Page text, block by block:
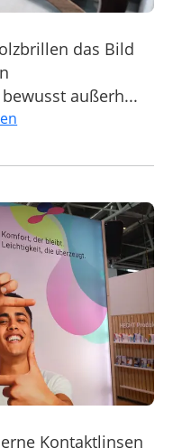
das Bild
außerh...
Kontaktlinsen